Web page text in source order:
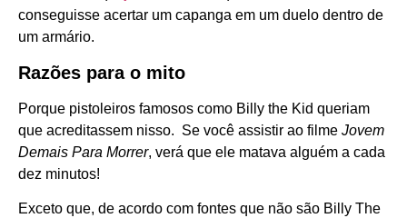
conseguisse acertar um capanga em um duelo dentro de
um armário.
Razões para o mito
Porque pistoleiros famosos como Billy the Kid queriam
que acreditassem nisso. Se você assistir ao filme Jovem
Demais Para Morrer, verá que ele matava alguém a cada
dez minutos!
Exceto que, de acordo com fontes que não são Billy The